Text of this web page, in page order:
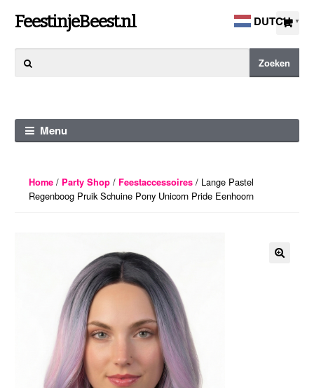
Ga
naar
navigatie
Ga
naar
de
FeestinjeBeest.nl
naar:
Zoeken
Menu
Home/ Party Shop/ Feestaccessoires/ Lange Pastel
Regenboog Pruik Schuine Pony Unicorn Pride Eenhoorn
DUTCH ▼